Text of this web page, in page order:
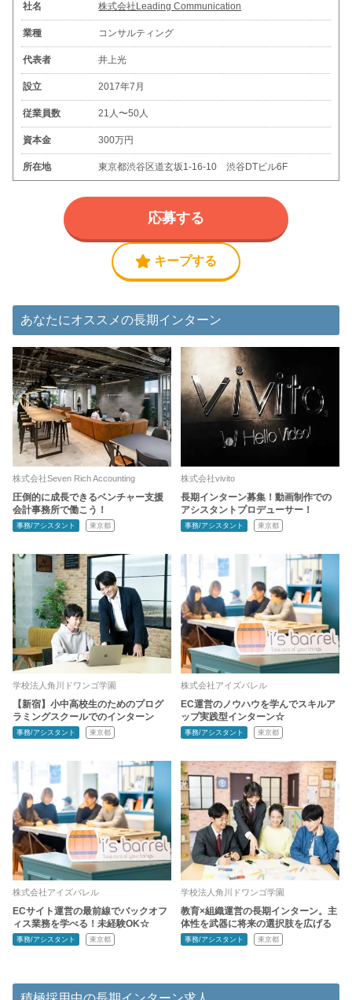
社名 株式会社Leading Communication
業種 コンサルティング
代表者 井上光
設立 2017年7月
従業員数 21人〜50人
資本金 300万円
所在地 東京都渋谷区道玄坂1-16-10 渋谷DTビル6F
キープする
応募する
あなたにオススメの長期インターン
株式会社Seven Rich Accounting
圧倒的に成長できるベンチャー支援
会計事務所で働こう！
事務/アシスタント 東京都
株式会社vivito
長期インターン募集！動画制作での
アシスタントプロデューサー！
事務/アシスタント 東京都
学校法人角川ドワンゴ学園
【新宿】小中高校生のためのプログ
ラミングスクールでのインターン
事務/アシスタント 東京都
株式会社アイズバレル
EC運営のノウハウを学んでスキルア
ップ実践型インターン☆
事務/アシスタント 東京都
株式会社アイズバレル
ECサイト運営の最前線でバックオフ
ィス業務を学べる！未経験OK☆
事務/アシスタント 東京都
学校法人角川ドワンゴ学園
教育×組織運営の長期インターン。主
体性を武器に将来の選択肢を広げる
事務/アシスタント 東京都